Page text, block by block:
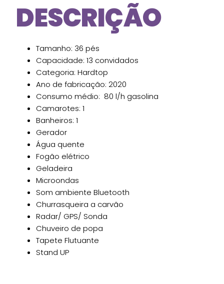
DESCRIÇÃO
Tamanho: 36 pés
Capacidade: 13 convidados
Categoria: Hardtop
Ano de fabricação: 2020
Consumo médio: 80 l/h gasolina
Camarotes: 1
Banheiros: 1
Gerador
Água quente
Fogão elétrico
Geladeira
Microondas
Som ambiente Bluetooth
Churrasqueira a carvão
Radar/ GPS/ Sonda
Chuveiro de popa
Tapete Flutuante
Stand UP